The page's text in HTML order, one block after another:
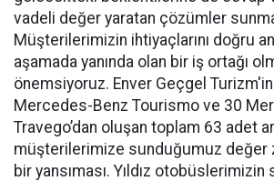
vadeli değer yaratan çözümler
Müşterilerimizin ihtiyaçlarını doğru
aşamada yanında olan bir iş ortağı
önemsiyoruz. Enver Geçgel Turizm'in
Mercedes-Benz Tourismo ve 30
Travego’dan oluşan toplam 63 adet
müşterilerimize sunduğumuz değer
bir yansıması. Yıldız otobüslerimizin